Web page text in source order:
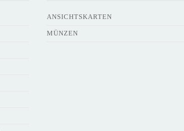
ANSICHTSKARTEN
MÜNZEN